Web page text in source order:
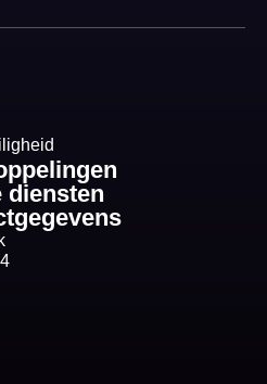
diensten